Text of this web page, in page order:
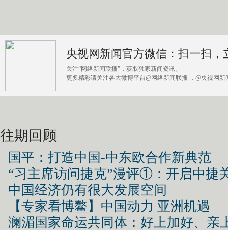
央视网新闻官方微信：扫一扫，
关注“网络新闻联播”，获取独家新闻资讯。
更多精彩请关注各大微博平台@网络新闻联播 ，@央视网新
往期回顾
国平：打造中国-中东欧合作新典范
“习主席访问捷克”漫评①：开启中捷
中国经济仍有很大发展空间
【专家看博鳌】中国动力 亚洲机遇
澜湄国家命运共同体：好上加好、亲